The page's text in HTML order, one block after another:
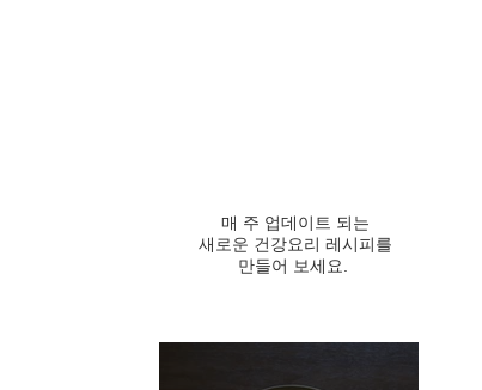
매 주 업데이트 되는
새로운 건강요리 레시피를
만들어 보세요.